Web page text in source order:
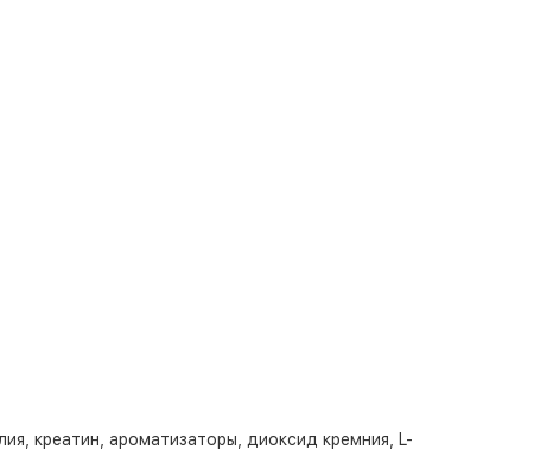
креатин, ароматизаторы, диоксид кремния, L-